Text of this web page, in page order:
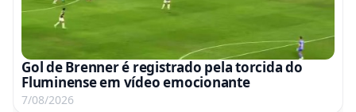
Gol de Brenner é registrado pela torcida do
Fluminense em vídeo emocionante
7/08/2026